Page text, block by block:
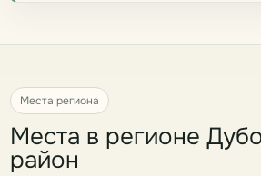
Места региона
Места в регионе
район